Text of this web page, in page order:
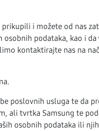
i možete od nas
podataka, kao i
kontaktirajte nas na
poslovnih usluga te da
ali tvrtka Samsung te
osobnih podataka ili